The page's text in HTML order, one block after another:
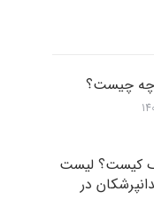
چیست؟
کیست؟ لیست
در